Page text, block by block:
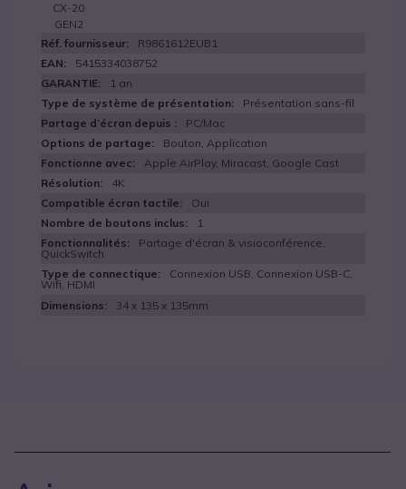
CX-20
GEN2
R9861612EUB1
5415334038752
1 an
Présentation sans-fil
PC/Mac
Bouton, Application
Apple AirPlay, Miracast, Google Cast
4K
Oui
1
Partage d'écran & visioconférence,
QuickSwitch
Connexion USB, Connexion USB-C,
Wifi, HDMI
34 x 135 x 135mm